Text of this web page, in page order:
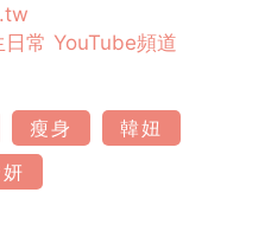
常 YouTube頻道
瘦身
韓妞